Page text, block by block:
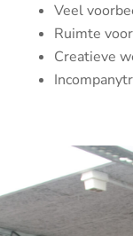
Veel
Ruimte
Creatieve